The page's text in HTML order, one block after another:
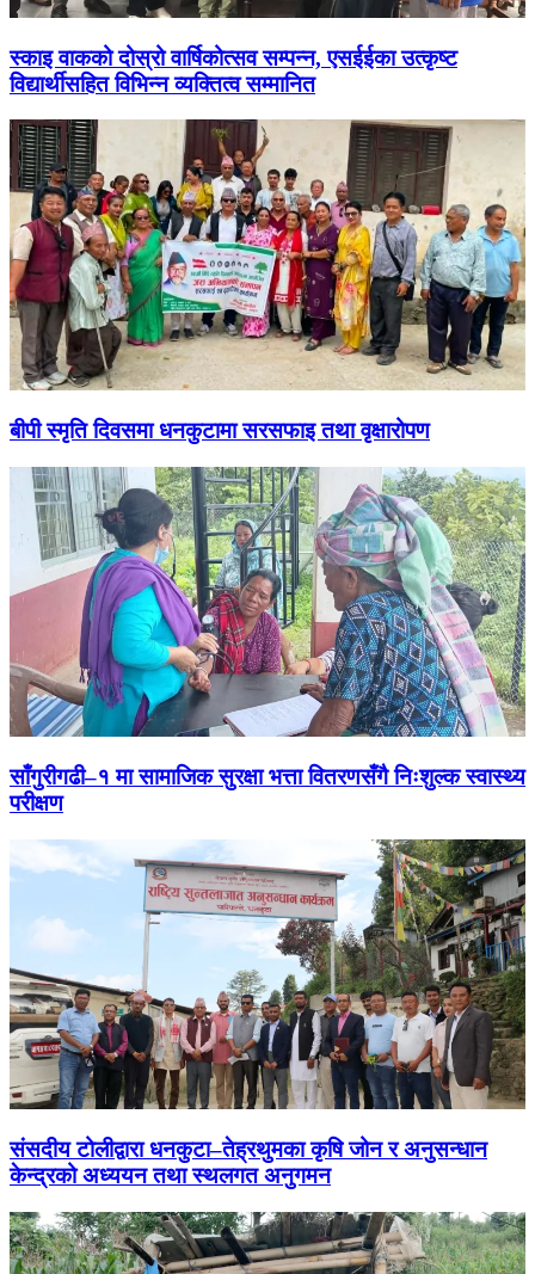
स्काइ वाकको दोस्रो वार्षिकोत्सव सम्पन्न, एसईईका उत्कृष्ट
विद्यार्थीसहित विभिन्न व्यक्तित्व सम्मानित
बीपी स्मृति दिवसमा धनकुटामा सरसफाइ तथा वृक्षारोपण
साँगुरीगढी–१ मा सामाजिक सुरक्षा भत्ता वितरणसँगै निःशुल्क स्वास्थ्य
परीक्षण
संसदीय टोलीद्वारा धनकुटा–तेह्रथुमका कृषि जोन र अनुसन्धान
केन्द्रको अध्ययन तथा स्थलगत अनुगमन